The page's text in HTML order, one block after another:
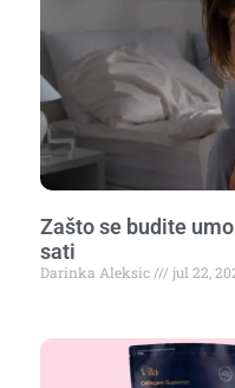
Zašto se budite
sati
Darinka Aleksic jul 22,